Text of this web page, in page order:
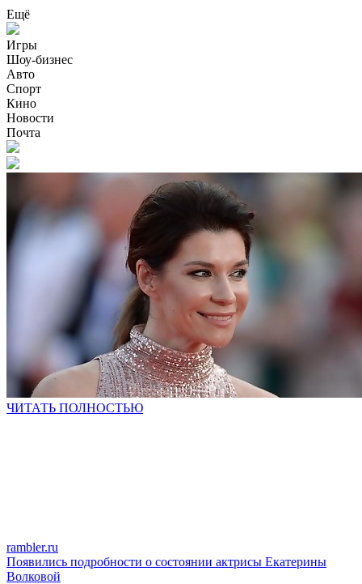
Ещё
Игры
Шоу-бизнес
Авто
Спорт
Кино
Новости
Почта
ЧИТАТЬ ПОЛНОСТЬЮ
rambler.ru
Появились подробности о состоянии актрисы Екатерины
Волковой